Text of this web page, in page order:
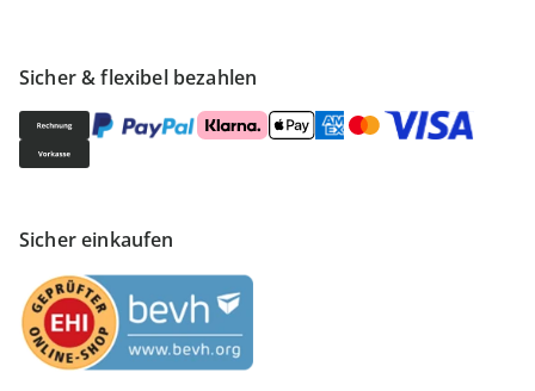
Sicher & flexibel bezahlen
Sicher einkaufen